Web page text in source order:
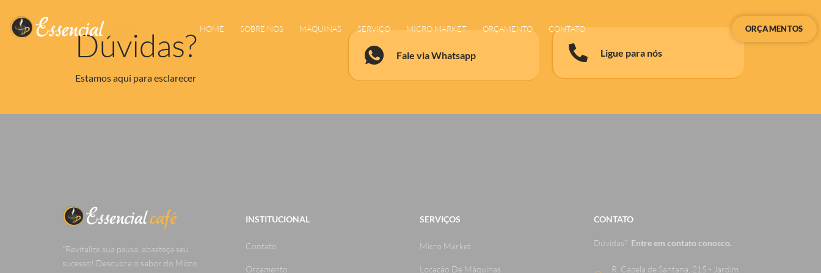
HOME SOBRE NÓS MÁQUINAS SERVIÇO MICRO MARKET ORÇAMENTO CONTATO ORÇAMENTOS
Dúvidas?
Estamos aqui para esclarecer
Fale via Whatsapp Ligue para nós
“Revitalize sua pausa, abasteça seu
sucesso! Descubra o sabor do Micro
INSTITUCIONAL
Contato
Orçamento
SERVIÇOS
Micro Market
Locação De Máquinas
CONTATO
Dúvidas? Entre em contato conosco.
R. Capela de Santana, 215 - Jardim